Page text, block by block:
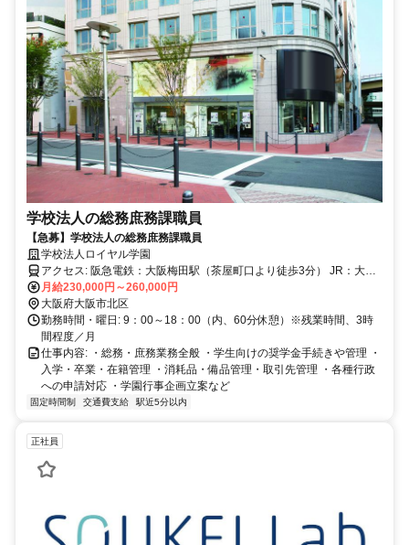
学校法人の総務庶務課職員
【急募】学校法人の総務庶務課職員
学校法人ロイヤル学園
アクセス: 阪急電鉄：大阪梅田駅（茶屋町口より徒歩3分） JR：大阪
駅（御堂筋北口より徒歩10分） 地下鉄 御堂筋線：梅田駅（1号出口
より徒歩10分） 谷町線：東梅田駅（1号出口より徒歩10分） 四つ橋
線：西梅田駅（3号出口より徒歩15分） 阪神電車：大阪梅田駅（東改
札口より徒歩10分）
月給230,000円～260,000円
大阪府大阪市北区
勤務時間・曜日: 9：00～18：00（内、60分休憩）※残業時間、3時
間程度／月
仕事内容: ・総務・庶務業務全般 ・学生向けの奨学金手続きや管理 ・
入学・卒業・在籍管理 ・消耗品・備品管理・取引先管理 ・各種行政
への申請対応 ・学園行事企画立案など
固定時間制 交通費支給 駅近5分以内
正社員